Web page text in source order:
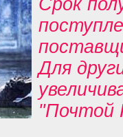
Срок
Для
"Почтой